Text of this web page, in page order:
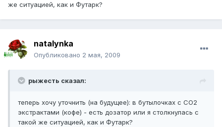
же ситуацией, как и Футарк?
natalynka
Опубликовано 2 мая, 2009
рыжесть сказал:
теперь хочу уточнить (на будущее): в бутылочках с СО2
экстрактами (кофе) - есть дозатор или я столкнулась с
такой же ситуацией, как и Футарк?